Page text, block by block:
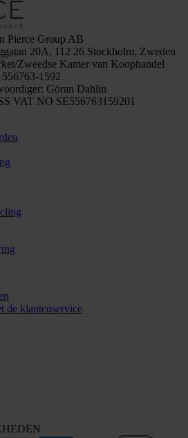
Pierce Group AB
20A, 112 26 Stockholm, Zweden
Zweedse Kamer van Koophandel
1592
Göran Dahlin
VAT NO SE556763159201
de klantenservice